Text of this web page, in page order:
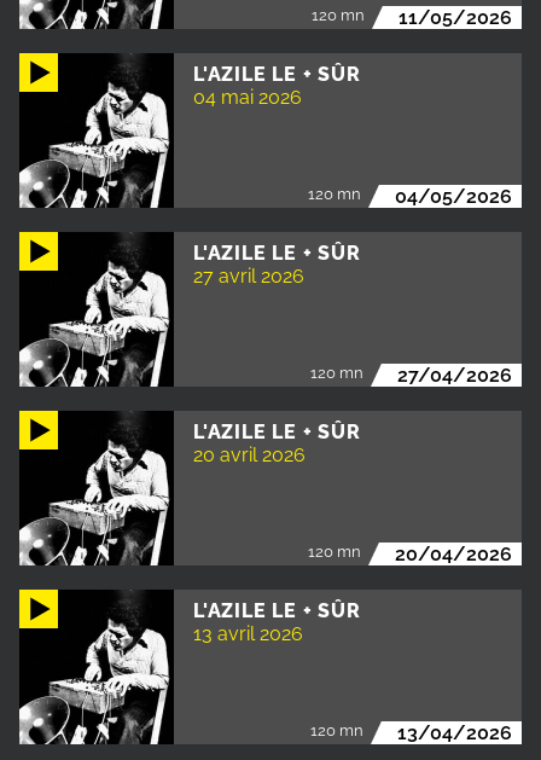
120 mn 11/05/2026
L'AZILE LE + SÛR
04 mai 2026
120 mn 04/05/2026
L'AZILE LE + SÛR
27 avril 2026
120 mn 27/04/2026
L'AZILE LE + SÛR
20 avril 2026
120 mn 20/04/2026
L'AZILE LE + SÛR
13 avril 2026
120 mn 13/04/2026